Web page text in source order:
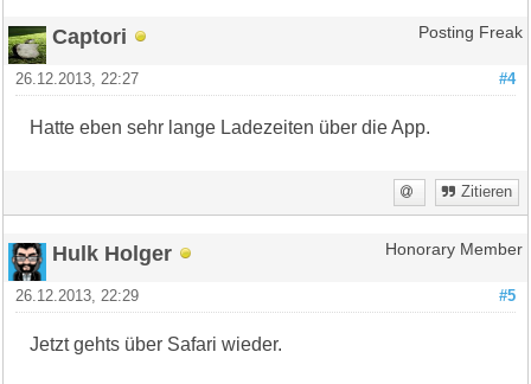
Captori Posting Freak
#4
26.12.2013, 22:27
Hatte eben sehr lange Ladezeiten über die App.
Zitieren
Hulk Holger Honorary Member
#5
26.12.2013, 22:29
Jetzt gehts über Safari wieder.